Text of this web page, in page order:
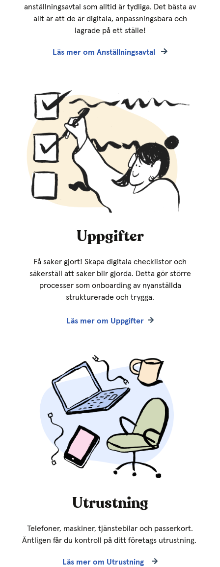
anställningsavtal som alltid är tydliga. Det bästa av
allt är att de är digitala, anpassningsbara och
lagrade på ett ställe!
Läs mer om Anställningsavtal
Uppgifter
Få saker gjort! Skapa digitala checklistor och
säkerställ att saker blir gjorda. Detta gör större
processer som onboarding av nyanställda
strukturerade och trygga.
Läs mer om Uppgifter
Utrustning
Telefoner, maskiner, tjänstebilar och passerkort.
Äntligen får du kontroll på ditt företags utrustning.
Läs mer om Utrustning